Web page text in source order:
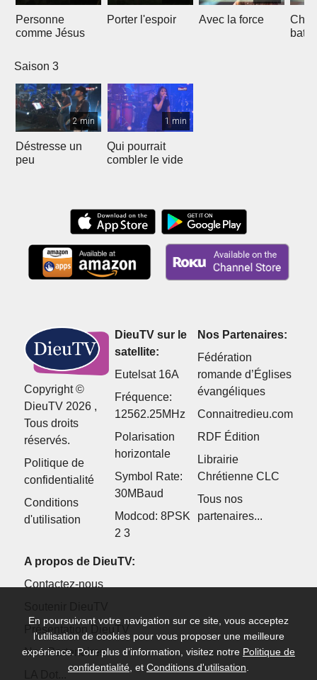
Personne
comme Jésus
Porter l'espoir Avec la force
Saison 3
2 min
Déstresse un
peu
1 min
Qui pourrait
combler le vide
Copyright ©
DieuTV 2026 ,
Tous droits
réservés.
Politique de
confidentialité
Conditions
d'utilisation
DieuTV sur le
satellite:
Eutelsat 16A
Fréquence:
12562.25MHz
Polarisation
horizontale
Symbol Rate:
30MBaud
Modcod: 8PSK
2 3
Nos Partenaires:
Fédération
romande d’Églises
évangéliques
Connaitredieu.com
RDF Édition
Librairie
Chrétienne CLC
Tous nos
partenaires...
A propos de DieuTV:
Contactez-nous
Présentation DieuTV
Nos Partenaires
En poursuivant votre navigation sur ce site, vous acceptez
l’utilisation de cookies pour vous proposer une meilleure
expérience. Pour plus d’information, visitez notre Politique de
confidentialité , et Conditions d'utilisation